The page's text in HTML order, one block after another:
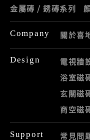
金屬磚 / 銹磚系列
Company 關於喜
Design 電視牆
浴室磁
玄關磁
商空磁
Support 常見問